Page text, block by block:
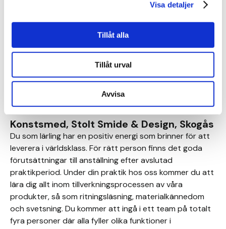
Visa detaljer
Tillåt alla
Tillåt urval
Avvisa
Du som lärling har goda förkunskaper i sömnad och ett
genuint intresse för skräddaryrket. Gärna också ett
intresse för hållbarhet och modebranschen.
Vid intresse kontakta Maria Sjödin:
maria@mariasjodin.com
Ni hittar Maria Sjödin på Instagram
Konstsmed, Stolt Smide & Design, Skogås
Du som lärling har en positiv energi som brinner för att
leverera i världsklass. För rätt person finns det goda
förutsättningar till anställning efter avslutad
praktikperiod. Under din praktik hos oss kommer du att
lära dig allt inom tillverkningsprocessen av våra
produkter, så som ritningsläsning, materialkännedom
och svetsning. Du kommer att ingå i ett team på totalt
fyra personer där alla fyller olika funktioner i